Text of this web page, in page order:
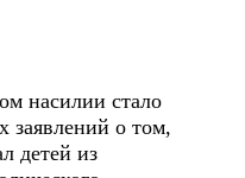
насилии стало
заявлений о том,
детей из